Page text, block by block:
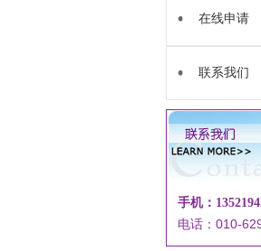
在线申请
联系我们
手机：
电话：010-